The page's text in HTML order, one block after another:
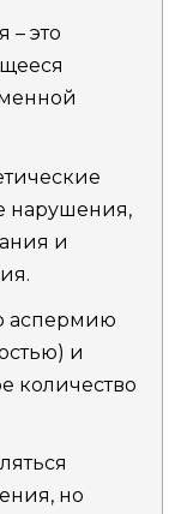
– это
нарушения,
и
аспермию
и
количество
но